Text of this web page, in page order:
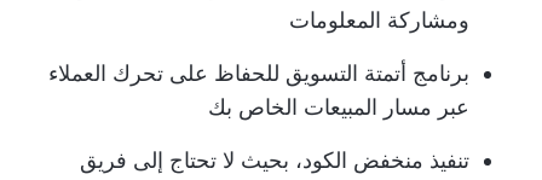
ومشاركة المعلومات
برنامج أتمتة التسويق للحفاظ على تحرك العملاء
عبر مسار المبيعات الخاص بك
تنفيذ منخفض الكود، بحيث لا تحتاج إلى فريق